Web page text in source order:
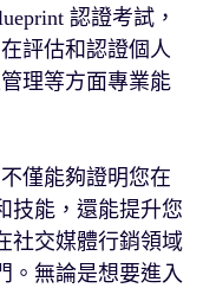
認證考試，
評估和認證個人
理等方面專業能
僅能夠證明您在
技能，還能提升您
社交媒體行銷領域
。無論是想要進入